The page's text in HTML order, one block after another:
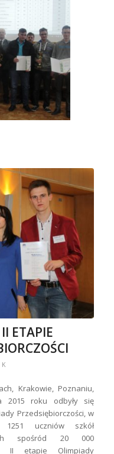
ETAPIE
K
Krakowie, Poznaniu,
2015 roku odbyły się
Przedsiębiorczości, w
uczniów szkół
spośród 20 000
II etapie Olimpiady